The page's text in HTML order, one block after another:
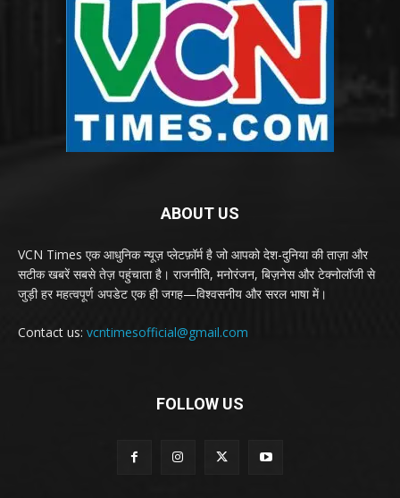
ABOUT US
VCN Times एक आधुनिक न्यूज़ प्लेटफ़ॉर्म है जो आपको देश-दुनिया की ताज़ा और
सटीक खबरें सबसे तेज़ पहुंचाता है। राजनीति, मनोरंजन, बिज़नेस और टेक्नोलॉजी से
जुड़ी हर महत्वपूर्ण अपडेट एक ही जगह—विश्वसनीय और सरल भाषा में।
Contact us: vcntimesofficial@gmail.com
FOLLOW US